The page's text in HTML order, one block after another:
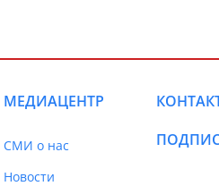
МЕДИАЦЕНТР
СМИ о нас
Новости